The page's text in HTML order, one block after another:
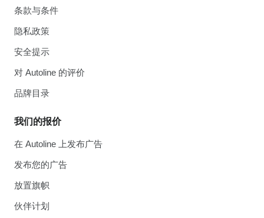
条款与条件
隐私政策
安全提示
对 Autoline 的评价
品牌目录
我们的报价
在 Autoline 上发布广告
发布您的广告
放置旗帜
伙伴计划